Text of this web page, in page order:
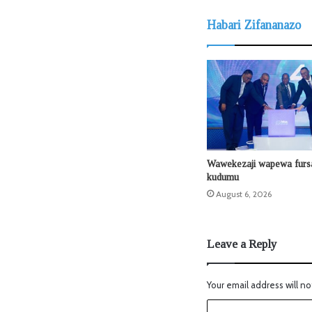
Habari Zifananazo
Wawekezaji wapewa
kudumu
August 6, 2026
Leave a Reply
Your email address will